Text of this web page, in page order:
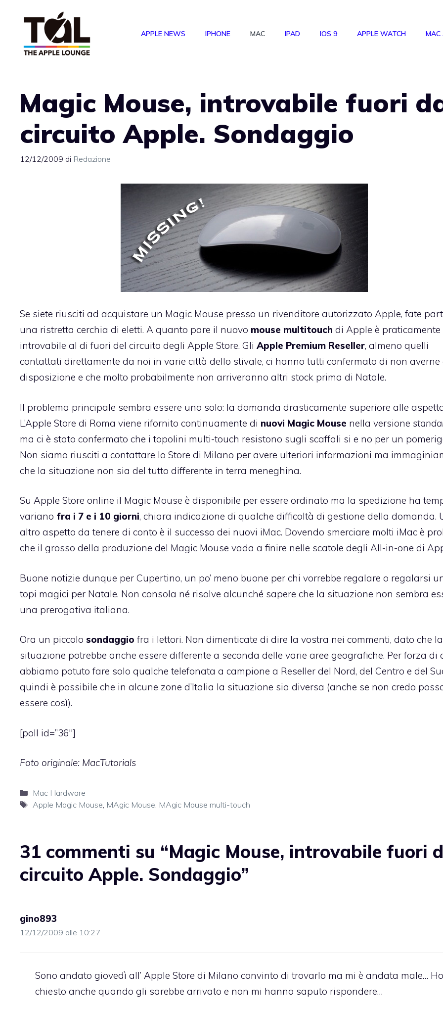
APPLE NEWS IPHONE MAC IPAD IOS 9 APPLE WATCH MAC
Magic Mouse, introvabile fuori
circuito Apple. Sondaggio
12/12/2009 di Redazione
Se siete riusciti ad acquistare un Magic Mouse presso un rivenditore autorizzato Apple, fate
una ristretta cerchia di eletti. A quanto pare il nuovo mouse multitouch di Apple è praticamente
introvabile al di fuori del circuito degli Apple Store. Gli Apple Premium Reseller, almeno quelli
contattati direttamente da noi in varie città dello stivale, ci hanno tutti confermato di non averne
disposizione e che molto probabilmente non arriveranno altri stock prima di Natale.
Il problema principale sembra essere uno solo: la domanda drasticamente superiore alle
L’Apple Store di Roma viene rifornito continuamente di nuovi Magic Mouse nella versione
ma ci è stato confermato che i topolini multi-touch resistono sugli scaffali si e no per un
Non siamo riusciti a contattare lo Store di Milano per avere ulteriori informazioni ma
che la situazione non sia del tutto differente in terra meneghina.
Su Apple Store online il Magic Mouse è disponibile per essere ordinato ma la spedizione ha
variano fra i 7 e i 10 giorni, chiara indicazione di qualche difficoltà di gestione della domanda.
altro aspetto da tenere di conto è il successo dei nuovi iMac. Dovendo smerciare molti iMac è
che il grosso della produzione del Magic Mouse vada a finire nelle scatole degli All-in-one di
Buone notizie dunque per Cupertino, un po’ meno buone per chi vorrebbe regalare o regalarsi
topi magici per Natale. Non consola né risolve alcunché sapere che la situazione non sembra
una prerogativa italiana.
Ora un piccolo sondaggio fra i lettori. Non dimenticate di dire la vostra nei commenti, dato che la
situazione potrebbe anche essere differente a seconda delle varie aree geografiche. Per forza di
abbiamo potuto fare solo qualche telefonata a campione a Reseller del Nord, del Centro e del
quindi è possibile che in alcune zone d’Italia la situazione sia diversa (anche se non credo
essere così).
[poll id=”36″]
Foto originale: MacTutorials
Categorie
Mac Hardware
Tag
Apple Magic Mouse MAgic Mouse MAgic Mouse multi-touch
31 commenti su “Magic Mouse, introvabile fuori
circuito Apple. Sondaggio”
gino893
12/12/2009 alle 10:27
Sono andato giovedì all’ Apple Store di Milano convinto di trovarlo ma mi è andata male… Ho
chiesto anche quando gli sarebbe arrivato e non mi hanno saputo rispondere…